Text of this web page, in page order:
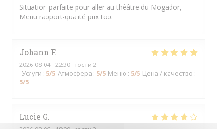
Situation parfaite pour aller au théâtre du Mogador,
Menu rapport-qualité prix top.
Johann F
2026-08-04- 22:30 - гости 2
Услуги : 5/5 Атмосфера : 5/5 Меню : 5/5 Цена / качество :
5/5
Lucie G